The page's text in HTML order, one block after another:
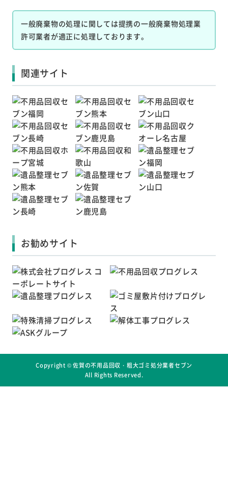
一般廃棄物の処理に関しては提携の一般廃棄物処理業
許可業者が適正に処理しております。
関連サイト
お勧めサイト
Copyright ©佐賀の不用品回収・粗大ゴミ処分業者セブン
All Rights Reserved.